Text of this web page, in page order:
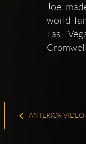
Joe
world
Las
ANTERIOR VIDEO